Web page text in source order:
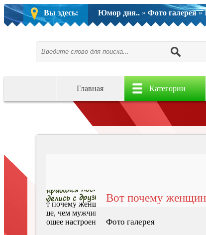
Вы здесь: Юмор дня.. » Фото галерея»
Главная Категории
Вот почему
Фото галерея